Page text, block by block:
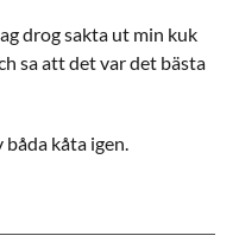
drog sakta ut min kuk
sa att det var det bästa
kåta igen.